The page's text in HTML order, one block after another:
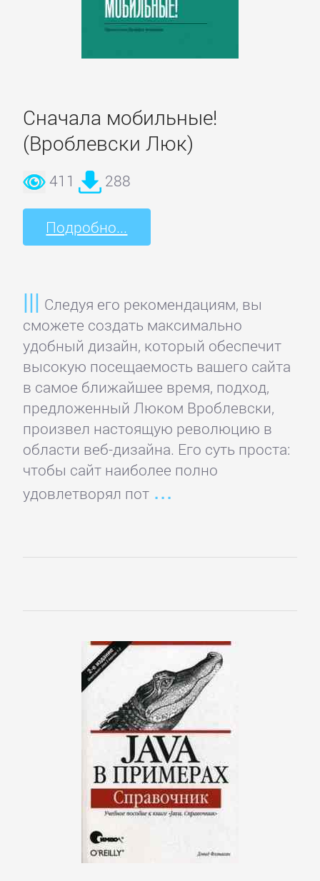
Сначала мобильные!
(Вроблевски Люк)
411 288
Подробно...
Следуя его рекомендациям, вы
сможете создать максимально
удобный дизайн, который обеспечит
высокую посещаемость вашего сайта
в самое ближайшее время, подход,
предложенный Люком Вроблевски,
произвел настоящую революцию в
области веб-дизайна. Его суть проста:
чтобы сайт наиболее полно
удовлетворял пот
фантастика
Детские
детективы
Детские
приключения
Детские
Зарубежные
детские
книги
Книги
для
детей:
прочее
Учебная
Автомобили
Воспитание